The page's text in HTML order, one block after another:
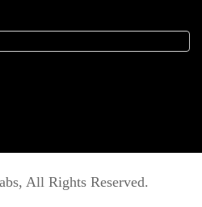
, All Rights Reserved.